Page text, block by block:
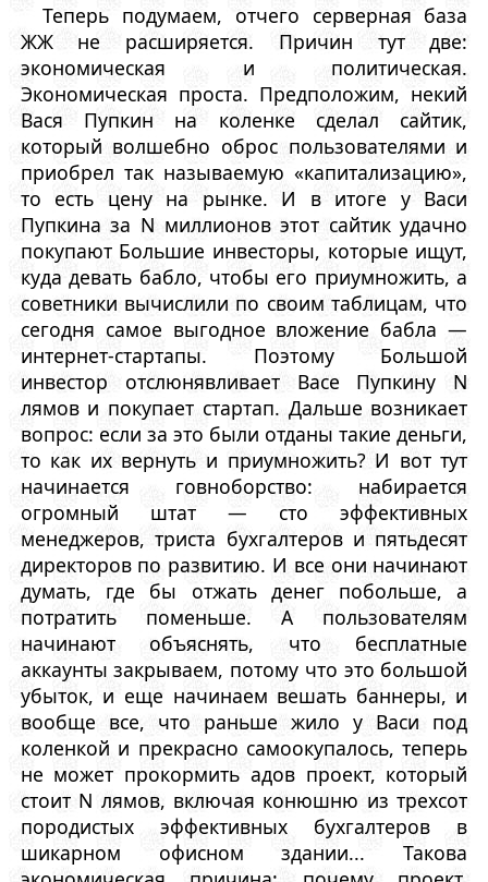
Теперь подумаем, отчего серверная база
ЖЖ не расширяется. Причин тут две:
экономическая и политическая.
Экономическая проста. Предположим, некий
Вася Пупкин на коленке сделал сайтик,
который волшебно оброс пользователями и
приобрел так называемую «капитализацию»,
то есть цену на рынке. И в итоге у Васи
Пупкина за N миллионов этот сайтик удачно
покупают Большие инвесторы, которые ищут,
куда девать бабло, чтобы его приумножить, а
советники вычислили по своим таблицам, что
сегодня самое выгодное вложение бабла —
интернет-стартапы. Поэтому Большой
инвестор отслюнявливает Васе Пупкину N
лямов и покупает стартап. Дальше возникает
вопрос: если за это были отданы такие деньги,
то как их вернуть и приумножить? И вот тут
начинается говноборство: набирается
огромный штат — сто эффективных
менеджеров, триста бухгалтеров и пятьдесят
директоров по развитию. И все они начинают
думать, где бы отжать денег побольше, а
потратить поменьше. А пользователям
начинают объяснять, что бесплатные
аккаунты закрываем, потому что это большой
убыток, и еще начинаем вешать баннеры, и
вообще все, что раньше жило у Васи под
коленкой и прекрасно самоокупалось, теперь
не может прокормить адов проект, который
стоит N лямов, включая конюшню из трехсот
породистых эффективных бухгалтеров в
шикарном офисном здании... Такова